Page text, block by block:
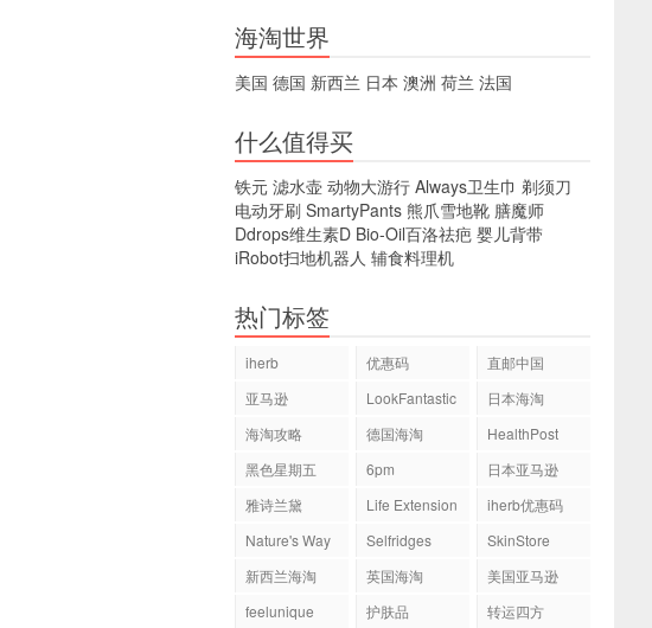
海淘世界
美国 德国 新西兰 日本 澳洲 荷兰 法国
什么值得买
铁元 滤水壶 动物大游行 Always卫生巾 剃须刀
电动牙刷 SmartyPants 熊爪雪地靴 膳魔师
Ddrops维生素D Bio-Oil百洛祛疤 婴儿背带
iRobot扫地机器人 辅食料理机
热门标签
iherb 优惠码
直邮中国
亚马逊
LookFantastic
日本海淘
海淘攻略
德国海淘
HealthPost
黑色星期五
6pm
日本亚马逊
雅诗兰黛
Life Extension
iherb优惠码
Nature's Way
Selfridges
SkinStore
新西兰海淘
英国海淘
美国亚马逊
feelunique
护肤品 转运四方